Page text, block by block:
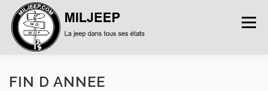
Menu
ACCUEIL ARTICLES
FIN D ANNEE